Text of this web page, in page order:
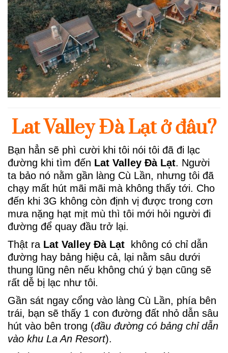
Lat Valley Đà Lạt ở đâu?
Bạn hẳn sẽ phì cười khi tôi nói tôi đã đi lạc
đường khi tìm đến Lat Valley Đà Lạt. Người
ta bảo nó nằm gần làng Cù Lần, nhưng tôi đã
chạy mất hút mãi mãi mà không thấy tới. Cho
đến khi 3G không còn định vị được trong cơn
mưa nặng hạt mịt mù thì tôi mới hỏi người đi
đường để quay đầu trở lại.
Thật ra Lat Valley Đà Lạt
không có chỉ dẫn
đường hay bảng hiệu cả, lại nằm sâu dưới
thung lũng nên nếu không chú ý bạn cũng sẽ
rất dễ bị lạc như tôi.
Gần sát ngay cổng vào làng Cù Lần, phía bên
trái, bạn sẽ thấy 1 con đường đất nhỏ dẫn sâu
hút vào bên trong (đầu đường có bảng chỉ dẫn
vào khu La An Resort).